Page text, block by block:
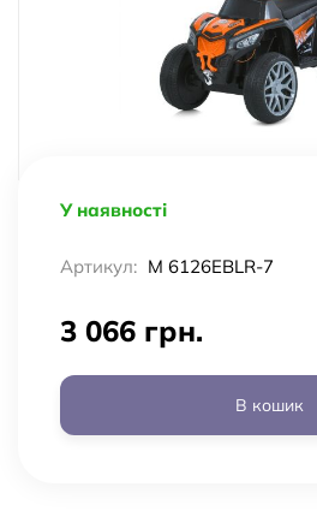
У наявності
Артикул: M 6126EBLR-7
3 066 грн.
В кошик